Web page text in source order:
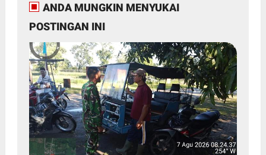
ANDA MUNGKIN MENYUKAI
POSTINGAN INI